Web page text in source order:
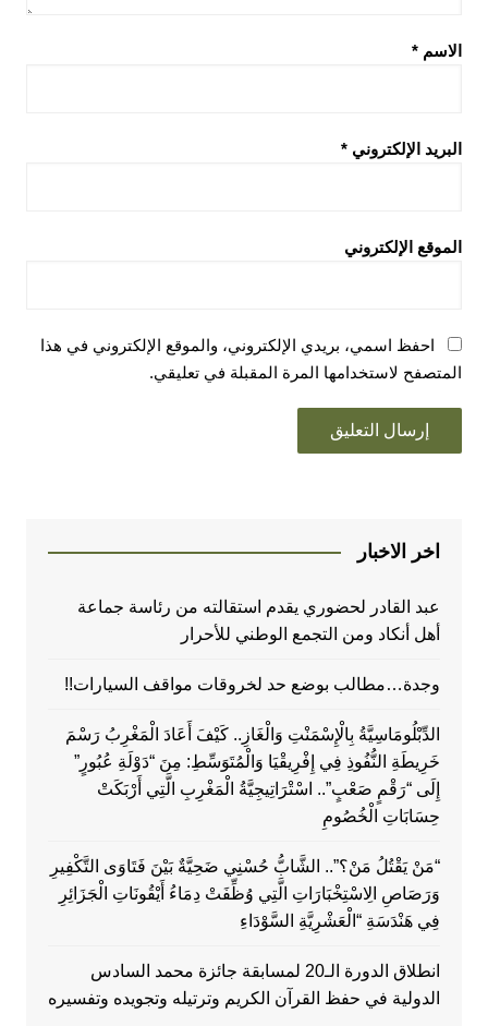
الاسم *
البريد الإلكتروني *
الموقع الإلكتروني
احفظ اسمي، بريدي الإلكتروني، والموقع الإلكتروني في هذا
المتصفح لاستخدامها المرة المقبلة في تعليقي.
اخر الاخبار
عبد القادر لحضوري يقدم استقالته من رئاسة جماعة
أهل أنكاد ومن التجمع الوطني للأحرار
وجدة…مطالب بوضع حد لخروقات مواقف السيارات!!
الدِّبْلُومَاسِيَّةُ بِالْإِسْمَنْتِ وَالْغَازِ.. كَيْفَ أَعَادَ الْمَغْرِبُ رَسْمَ
خَرِيطَةِ النُّفُوذِ فِي إِفْرِيقْيَا وَالْمُتَوَسِّطِ: مِنَ “دَوْلَةِ عُبُورٍ”
إِلَى “رَقْمٍ صَعْبٍ”.. اسْتْرَاتِيجِيَّةُ الْمَغْرِبِ الَّتِي أَرْبَكَتْ
حِسَابَاتِ الْخُصُومِ
“مَنْ يَقْتُلُ مَنْ؟”.. الشَّابُّ حُسْنِي ضَحِيَّةٌ بَيْنَ فَتَاوَى التَّكْفِيرِ
وَرَصَاصِ الِاسْتِخْبَارَاتِ الَّتِي وُظِّفَتْ دِمَاءُ أَيْقُونَاتِ الْجَزَائِرِ
فِي هَنْدَسَةِ “الْعَشْرِيَّةِ السَّوْدَاءِ
انطلاق الدورة الـ20 لمسابقة جائزة محمد السادس
الدولية في حفظ القرآن الكريم وترتيله وتجويده وتفسيره